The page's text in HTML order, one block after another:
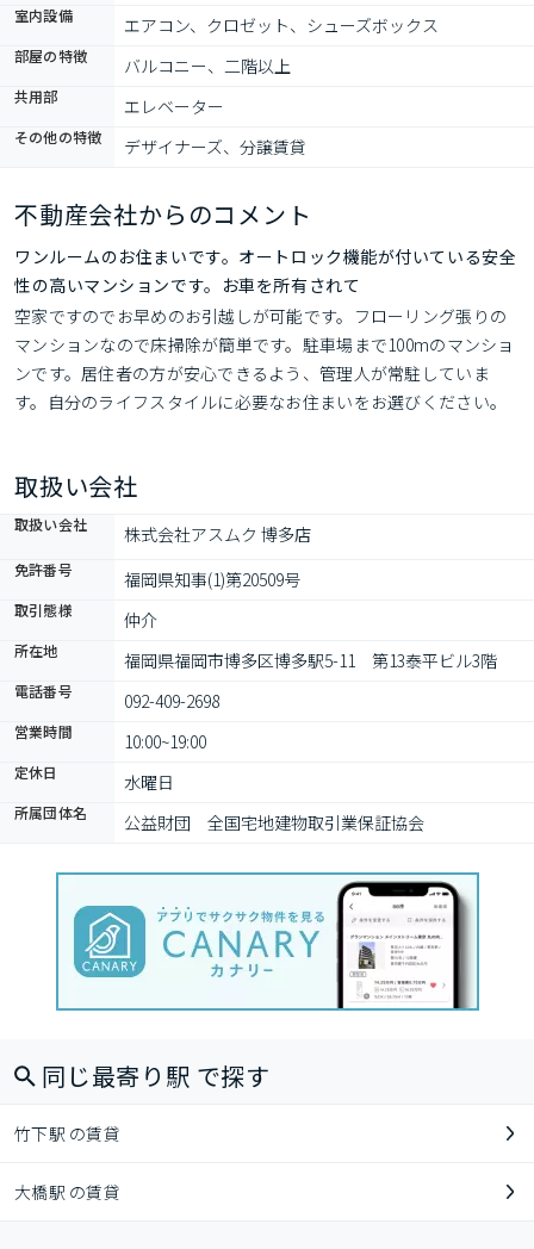
室内設備 エアコン、クロゼット、シューズボックス
部屋の特徴 バルコニー、二階以上
共用部 エレベーター
その他の特徴 デザイナーズ、分譲賃貸
不動産会社からのコメント
ワンルームのお住まいです。オートロック機能が付いている安全
性の高いマンションです。お車を所有されて
空家ですのでお早めのお引越しが可能です。フローリング張りの
マンションなので床掃除が簡単です。駐車場まで100mのマンショ
ンです。居住者の方が安心できるよう、管理人が常駐していま
す。自分のライフスタイルに必要なお住まいをお選びください。
取扱い会社
取扱い会社 株式会社アスムク 博多店
免許番号 福岡県知事(1)第20509号
取引態様 仲介
所在地 福岡県福岡市博多区博多駅5-11　第13泰平ビル3階
電話番号 092-409-2698
営業時間 10:00~19:00
定休日 水曜日
所属団体名 公益財団　全国宅地建物取引業保証協会
同じ最寄り駅 で探す
竹下駅 の賃貸
大橋駅 の賃貸